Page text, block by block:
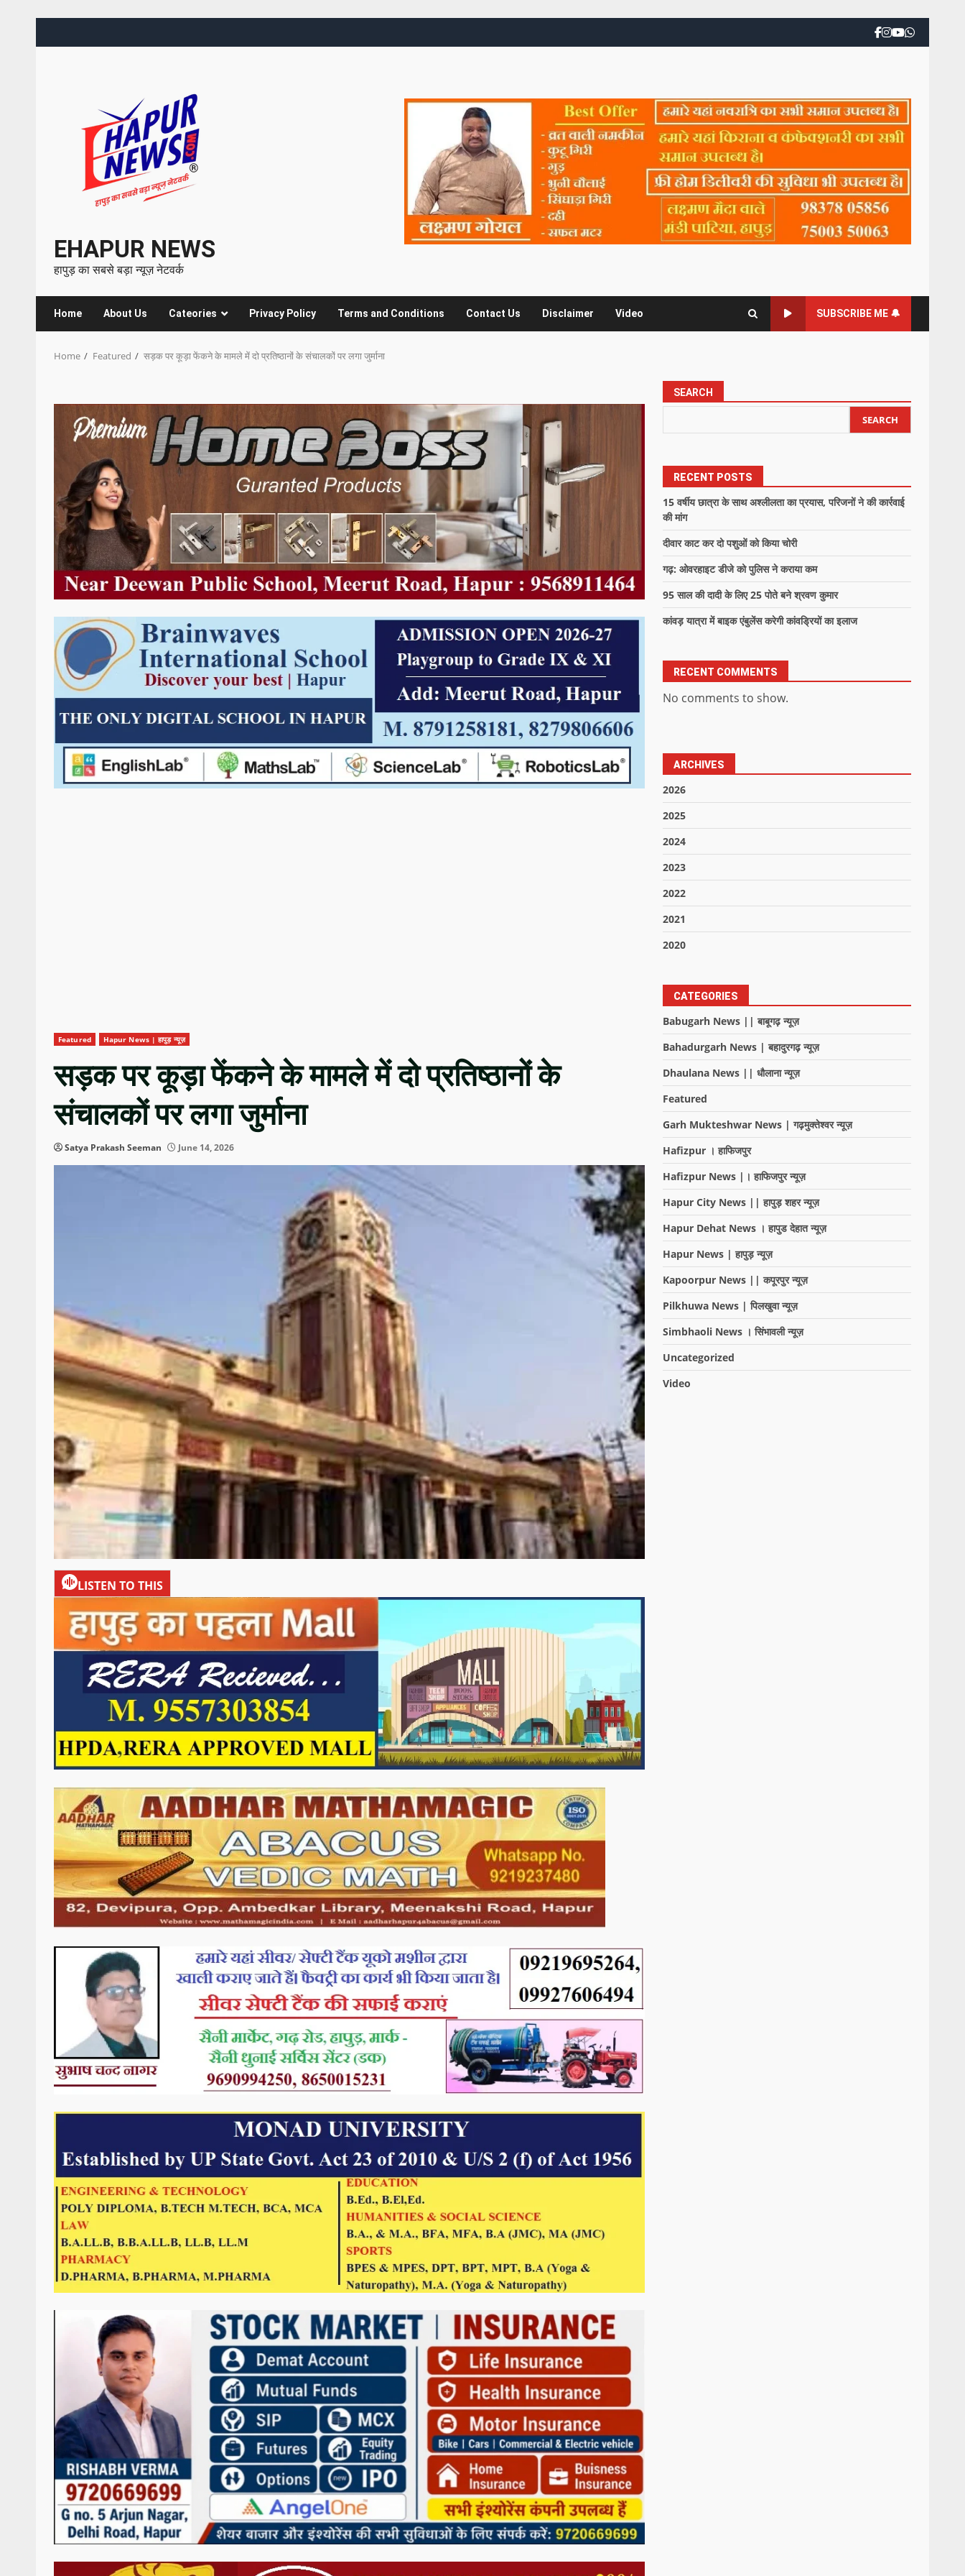
EHAPUR NEWS
हापुड़ का सबसे बड़ा न्यूज़ नेटवर्क
Home About Us Cateories Privacy Policy Terms and Conditions Contact Us Disclaimer Video SUBSCRIBE ME 🔔
Home Featured सड़क पर कूड़ा फेंकने के मामले में दो प्रतिष्ठानों के संचालकों पर लगा जुर्माना
Featured Hapur News | हापुड़ न्यूज़
सड़क पर कूड़ा फेंकने के मामले में दो प्रतिष्ठानों के
संचालकों पर लगा जुर्माना
Satya Prakash Seeman June 14, 2026
LISTEN TO THIS
SEARCH
SEARCH
RECENT POSTS
15 वर्षीय छात्रा के साथ अश्लीलता का प्रयास, परिजनों ने की कार्रवाई
की मांग
दीवार काट कर दो पशुओं को किया चोरी
गढ़: ओवरहाइट डीजे को पुलिस ने कराया कम
95 साल की दादी के लिए 25 पोते बने श्रवण कुमार
कांवड़ यात्रा में बाइक एंबुलेंस करेगी कांवड्रियों का इलाज
RECENT COMMENTS
No comments to show.
ARCHIVES
2026
2025
2024
2023
2022
2021
2020
CATEGORIES
Babugarh News || बाबूगढ़ न्यूज़
Bahadurgarh News | बहादुरगढ़ न्यूज़
Dhaulana News || धौलाना न्यूज़
Featured
Garh Mukteshwar News | गढ़मुक्तेश्वर न्यूज़
Hafizpur । हाफिजपुर
Hafizpur News |। हाफिजपुर न्यूज़
Hapur City News || हापुड़ शहर न्यूज़
Hapur Dehat News । हापुड देहात न्यूज़
Hapur News | हापुड़ न्यूज़
Kapoorpur News || कपूरपुर न्यूज़
Pilkhuwa News | पिलखुवा न्यूज़
Simbhaoli News । सिंभावली न्यूज़
Uncategorized
Video